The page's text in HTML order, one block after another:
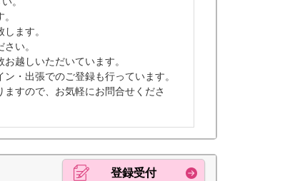
ます。
い。
越しいただいています。
・出張でのご登録も行っています。
すので、お気軽にお問合せくださ
登録受付